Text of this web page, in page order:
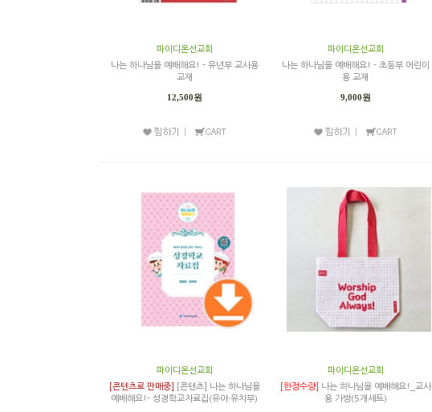
파이디온선교회
나는 하나님을 예배해요! - 유년부 교사용
교재
12,500원
파이디온선교회
나는 하나님을 예배해요! - 초등부 어린이
용 교재
9,000원
파이디온선교회
[콘텐츠로 판매중]
[콘텐츠] 나는 하나님을
예배해요!- 성경학교자료집(유아·유치부)
파이디온선교회
[한정수량]
나는 하나님을 예배해요!_교사
용 가방(5개세트)